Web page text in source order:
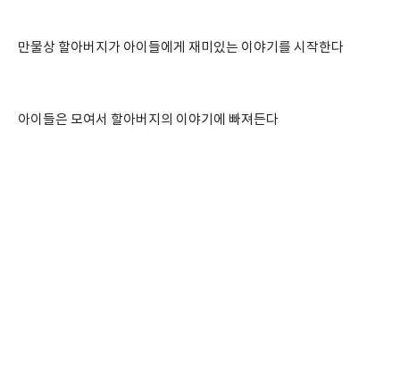
만물상 할아버지가 아이들에게 재미있는 이야기를 시작한다
아이들은 모여서 할아버지의 이야기에 빠져든다